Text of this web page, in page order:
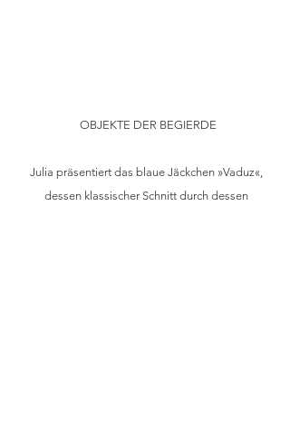
OBJEKTE DER BEGIERDE
Julia präsentiert das blaue Jäckchen »Vaduz«,
dessen klassischer Schnitt durch dessen